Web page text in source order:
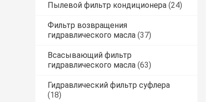
Пылевой фильтр кондиционера (24)
Фильтр возвращения
гидравлического масла (37)
Всасывающий фильтр
гидравлического масла (63)
Гидравлический фильтр суфлера
(18)